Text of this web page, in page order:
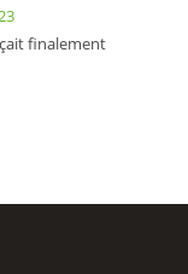
finalement